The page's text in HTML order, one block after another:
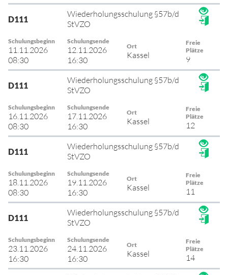
D111
Wiederholungsschulung §57b/d
StVZO
Schulungsbeginn
11.11.2026
08:30
Schulungsende
12.11.2026
16:30
Ort
Kassel
Freie
Plätze
9
D111
Wiederholungsschulung §57b/d
StVZO
Schulungsbeginn
16.11.2026
08:30
Schulungsende
17.11.2026
16:30
Ort
Kassel
Freie
Plätze
12
D111
Wiederholungsschulung §57b/d
StVZO
Schulungsbeginn
18.11.2026
08:30
Schulungsende
19.11.2026
16:30
Ort
Kassel
Freie
Plätze
11
D111
Wiederholungsschulung §57b/d
StVZO
Schulungsbeginn
23.11.2026
16:30
Schulungsende
24.11.2026
16:30
Ort
Kassel
Freie
Plätze
14